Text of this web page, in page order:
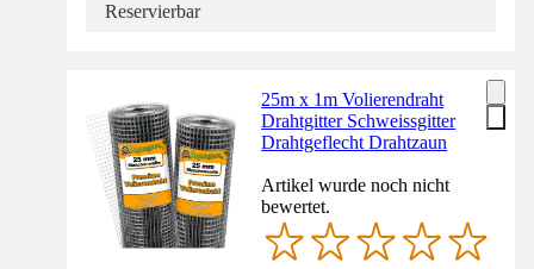
Reservierbar
25m x 1m Volierendraht
Drahtgitter Schweissgitter
Drahtgeflecht Drahtzaun
Artikel wurde noch nicht
bewertet.